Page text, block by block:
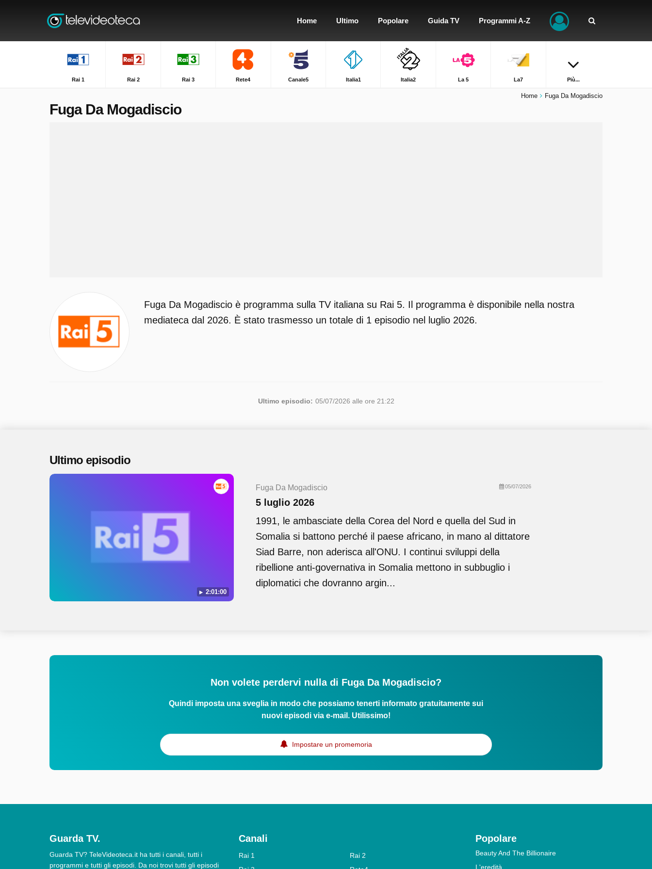
Home Ultimo Popolare Guida TV Programmi A-Z
Rai 1 Rai 2 Rai 3 Rete4 Canale5 Italia1 Italia2 La 5 La7 Più...
Home Fuga Da Mogadiscio
Fuga Da Mogadiscio
Fuga Da Mogadiscio è programma sulla TV italiana su Rai 5. Il programma è disponibile nella nostra
mediateca dal 2026. È stato trasmesso un totale di 1 episodio nel luglio 2026.
Ultimo episodio: 05/07/2026 alle ore 21:22
Ultimo episodio
2:01:00
Fuga Da Mogadiscio 05/07/2026
5 luglio 2026
1991, le ambasciate della Corea del Nord e quella del Sud in
Somalia si battono perché il paese africano, in mano al dittatore
Siad Barre, non aderisca all'ONU. I continui sviluppi della
ribellione anti-governativa in Somalia mettono in subbuglio i
diplomatici che dovranno argin...
Non volete perdervi nulla di Fuga Da Mogadiscio?
Quindi imposta una sveglia in modo che possiamo tenerti informato gratuitamente sui
nuovi episodi via e-mail. Utilissimo!
Impostare un promemoria
Guarda TV.
Guarda TV? TeleVideoteca.it ha tutti i canali, tutti i
programmi e tutti gli episodi. Da noi trovi tutti gli episodi
Canali
Rai 1
Rai 2
Popolare
Beauty And The Billionaire
L'eredità